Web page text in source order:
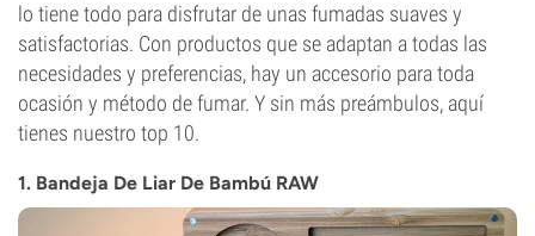
lo tiene todo para disfrutar de unas fumadas suaves y
satisfactorias. Con productos que se adaptan a todas las
necesidades y preferencias, hay un accesorio para toda
ocasión y método de fumar. Y sin más preámbulos, aquí
tienes nuestro top 10.
1. Bandeja De Liar De Bambú RAW